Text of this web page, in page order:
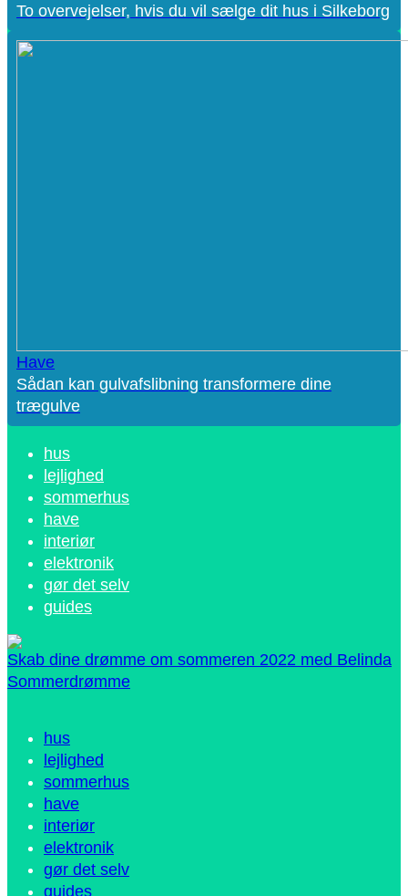
To overvejelser, hvis du vil sælge dit hus i Silkeborg
Have
Sådan kan gulvafslibning transformere dine
trægulve
hus
lejlighed
sommerhus
have
interiør
elektronik
gør det selv
guides
Skab dine drømme om sommeren 2022 med Belinda
Sommerdrømme
hus
lejlighed
sommerhus
have
interiør
elektronik
gør det selv
guides